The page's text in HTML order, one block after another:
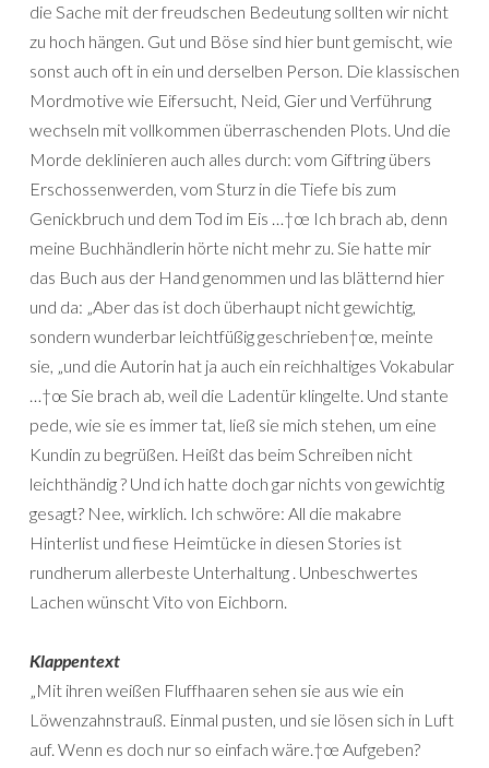
die Sache mit der freudschen Bedeutung sollten wir nicht
zu hoch hängen. Gut und Böse sind hier bunt gemischt, wie
sonst auch oft in ein und derselben Person. Die klassischen
Mordmotive wie Eifersucht, Neid, Gier und Verführung
wechseln mit vollkommen überraschenden Plots. Und die
Morde deklinieren auch alles durch: vom Giftring übers
Erschossenwerden, vom Sturz in die Tiefe bis zum
Genickbruch und dem Tod im Eis …†œ Ich brach ab, denn
meine Buchhändlerin hörte nicht mehr zu. Sie hatte mir
das Buch aus der Hand genommen und las blätternd hier
und da: „Aber das ist doch überhaupt nicht gewichtig,
sondern wunderbar leichtfüßig geschrieben†œ, meinte
sie, „und die Autorin hat ja auch ein reichhaltiges Vokabular
…†œ Sie brach ab, weil die Ladentür klingelte. Und stante
pede, wie sie es immer tat, ließ sie mich stehen, um eine
Kundin zu begrüßen. Heißt das beim Schreiben nicht
leichthändig ? Und ich hatte doch gar nichts von gewichtig
gesagt? Nee, wirklich. Ich schwöre: All die makabre
Hinterlist und fiese Heimtücke in diesen Stories ist
rundherum allerbeste Unterhaltung . Unbeschwertes
Lachen wünscht Vito von Eichborn.
Klappentext
„Mit ihren weißen Fluffhaaren sehen sie aus wie ein
Löwenzahnstrauß. Einmal pusten, und sie lösen sich in Luft
auf. Wenn es doch nur so einfach wäre.†œ Aufgeben?